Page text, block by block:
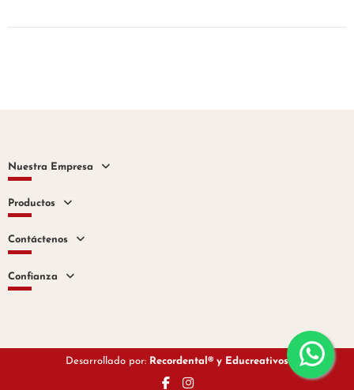
Nuestra Empresa
Productos
Contáctenos
Confianza
Desarrollado por: Recordental® y Educreativos